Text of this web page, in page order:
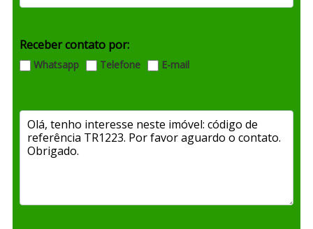
Receber contato por:
Whatsapp Telefone E-mail